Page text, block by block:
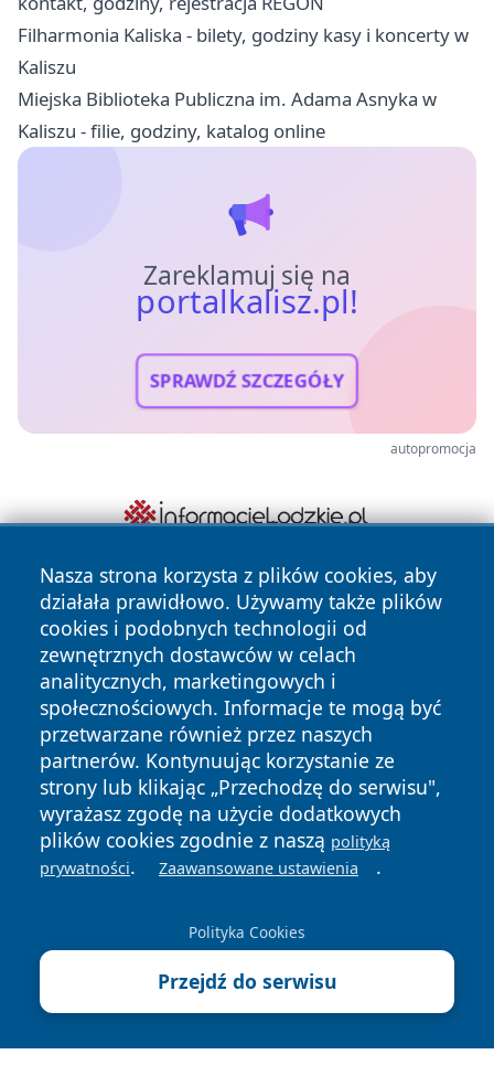
Filharmonia Kaliska - bilety, godziny kasy i koncerty w
Kaliszu
Miejska Biblioteka Publiczna im. Adama Asnyka w
Kaliszu - filie, godziny, katalog online
Zareklamuj się na
portalkalisz.pl!
SPRAWDŹ SZCZEGÓŁY
autopromocja
Nasza strona korzysta z plików cookies, aby
działała prawidłowo. Używamy także plików
cookies i podobnych technologii od
zewnętrznych dostawców w celach
analitycznych, marketingowych i
społecznościowych. Informacje te mogą być
przetwarzane również przez naszych
partnerów. Kontynuując korzystanie ze
strony lub klikając „Przechodzę do serwisu",
wyrażasz zgodę na użycie dodatkowych
plików cookies zgodnie z naszą polityką
prywatności. Zaawansowane ustawienia .
Polityka Cookies
Przejdź do serwisu
Copyright © 2026 portalkalisz.pl Wszystkie prawa
zastrzeżone.
News Autorzy
Polityka
Prywatności
Polityka
Cookies